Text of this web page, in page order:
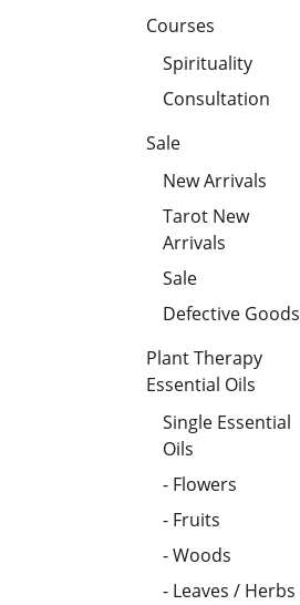
Courses
Spirituality
Consultation
Sale
New Arrivals
Tarot New
Arrivals
Sale
Defective Goods
Plant Therapy
Essential Oils
Single Essential
Oils
- Flowers
- Fruits
- Woods
- Leaves / Herbs